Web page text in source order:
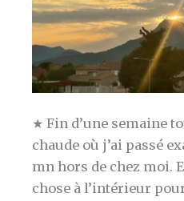
★ Fin d’une semaine
chaude où j’ai passé
mn hors de chez moi.
chose à l’intérieur